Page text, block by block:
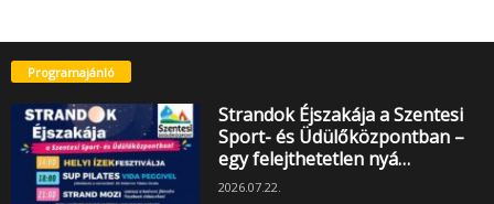
Programajánló
Strandok Éjszakája a Szentesi
Sport- és Üdülőközpontban –
egy felejthetetlen nyá…
2026.07.22.